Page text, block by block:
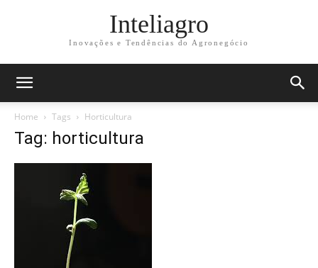
Inteliagro
Inovações e Tendências do Agronegócio
Home Tags Horticultura
Tag: horticultura